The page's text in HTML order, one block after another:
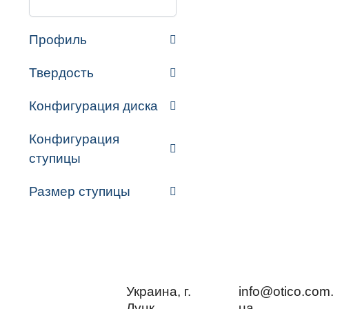
Профиль
Твердость
Конфигурация диска
Конфигурация
ступицы
Размер ступицы
Украина, г.
info@otico.com.